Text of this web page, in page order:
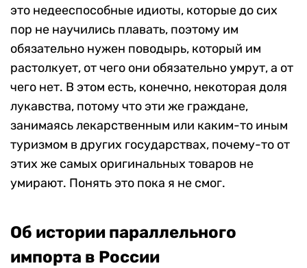
это недееспособные идиоты, которые до сих
пор не научились плавать, поэтому им
обязательно нужен поводырь, который им
растолкует, от чего они обязательно умрут, а от
чего нет. В этом есть, конечно, некоторая доля
лукавства, потому что эти же граждане,
занимаясь лекарственным или каким-то иным
туризмом в других государствах, почему-то от
этих же самых оригинальных товаров не
умирают. Понять это пока я не смог.
Об истории параллельного
импорта в России